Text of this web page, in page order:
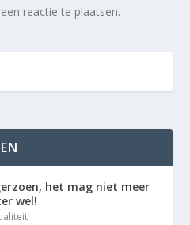
reactie te plaatsen.
het mag niet meer
wel!